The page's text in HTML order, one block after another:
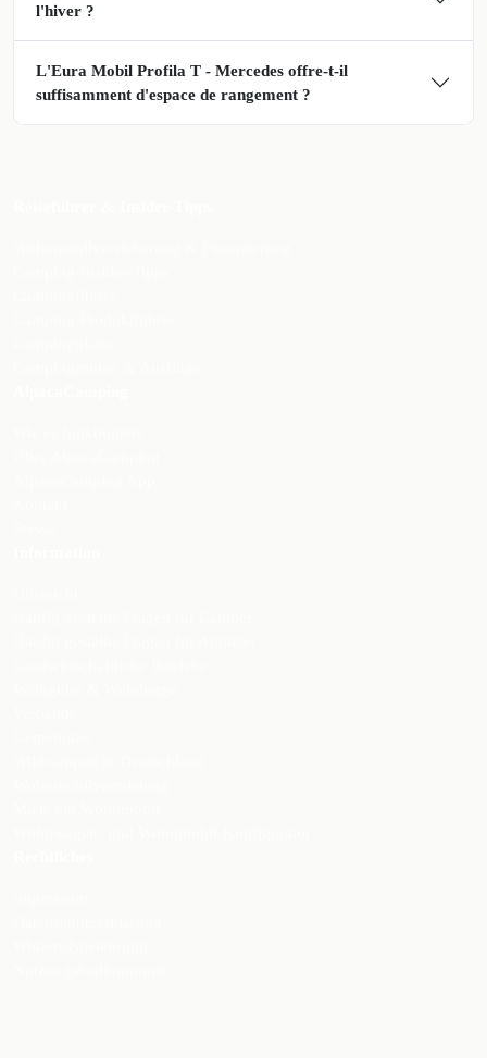
l'hiver ?
L'Eura Mobil Profila T - Mercedes offre-t-il
suffisamment d'espace de rangement ?